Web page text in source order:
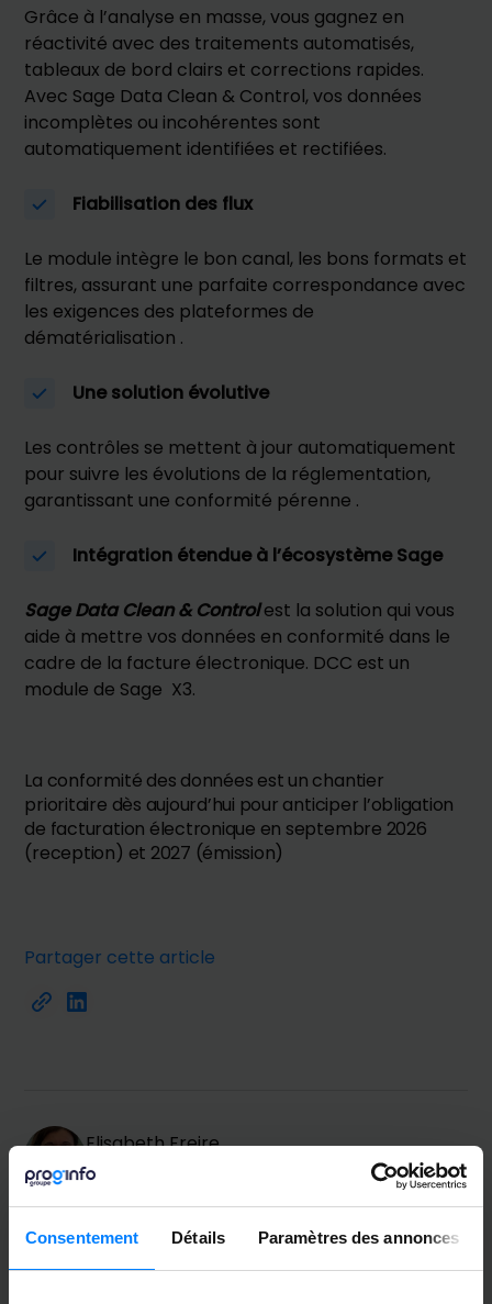
Consentement Détails Paramètres des annonces
Grâce à l’analyse en masse, vous gagnez en
réactivité avec des traitements automatisés,
tableaux de bord clairs et corrections rapides.
Avec Sage Data Clean & Control, vos données
incomplètes ou incohérentes sont
automatiquement identifiées et rectifiées.
Fiabilisation des flux
Le module intègre le bon canal, les bons formats et
filtres, assurant une parfaite correspondance avec
les exigences des plateformes de
dématérialisation .
Une solution évolutive
Les contrôles se mettent à jour automatiquement
pour suivre les évolutions de la réglementation,
garantissant une conformité pérenne .
Intégration étendue à l’écosystème Sage
Sage Data Clean & Controlest la solution qui vous
aide à mettre vos données en conformité dans le
cadre de la facture électronique. DCC est un
module de Sage X3.
La conformité des données est un chantier
prioritaire dès aujourd’hui pour anticiper l’obligation
de facturation électronique en septembre 2026
(reception) et 2027 (émission)
Partager cette article
Elisabeth Freire
Consultante Finance